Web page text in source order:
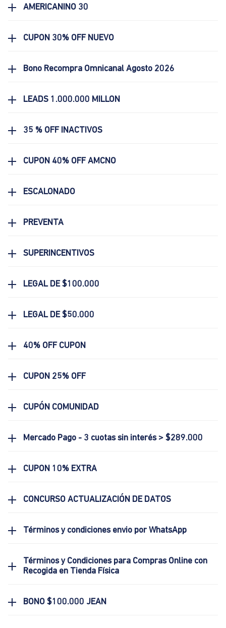
AMERICANINO 30
CUPON 30% OFF NUEVO
Bono Recompra Omnicanal Agosto 2026
LEADS 1.000.000 MILLON
35 % OFF INACTIVOS
CUPON 40% OFF AMCNO
ESCALONADO
PREVENTA
SUPERINCENTIVOS
LEGAL DE $100.000
LEGAL DE $50.000
40% OFF CUPON
CUPON 25% OFF
CUPÓN COMUNIDAD
Mercado Pago - 3 cuotas sin interés > $289.000
CUPON 10% EXTRA
CONCURSO ACTUALIZACIÓN DE DATOS
Términos y condiciones envio por WhatsApp
Términos y Condiciones para Compras Online con
Recogida en Tienda Física
BONO $100.000 JEAN